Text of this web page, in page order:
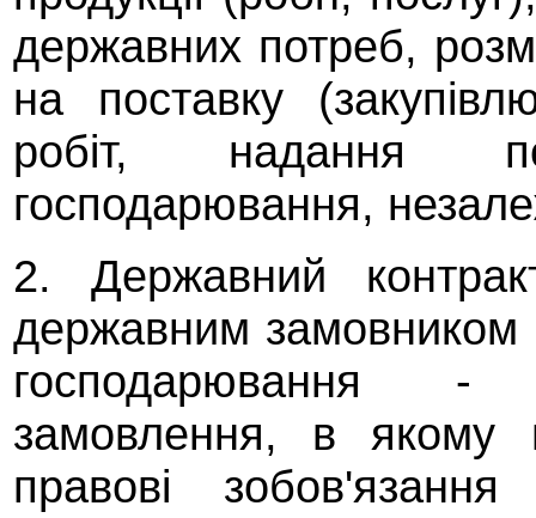
державних потреб,
на поставку
робіт, надання
господарювання,
2. Державний
державним замовником
господарювання -
замовлення, в якому
правові